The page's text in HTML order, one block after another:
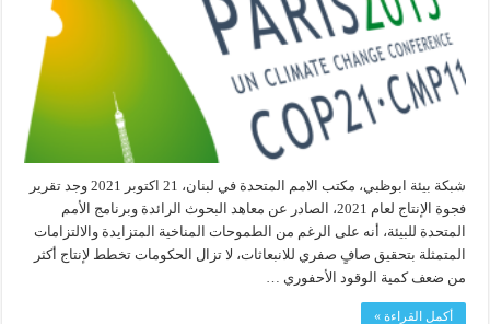
شبكة بيئة ابوظبي، مكتب الامم المتحدة في لبنان، 21 اكتوبر 2021 وجد تقرير
فجوة الإنتاج لعام 2021، الصادر عن معاهد البحوث الرائدة وبرنامج الأمم
المتحدة للبيئة، أنه على الرغم من الطموحات المناخية المتزايدة والالتزامات
المتمثلة بتحقيق صافٍ صفري للانبعاثات، لا تزال الحكومات تخطط لإنتاج أكثر
من ضعف كمية الوقود الأحفوري …
أكمل القراءة »